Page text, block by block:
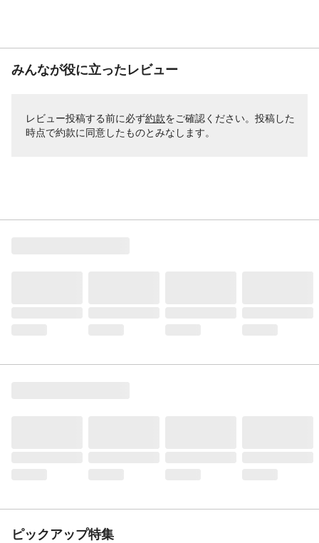
みんなが役に立ったレビュー
レビュー投稿する前に必ず約款をご確認ください。投稿した
時点で約款に同意したものとみなします。
ピックアップ特集